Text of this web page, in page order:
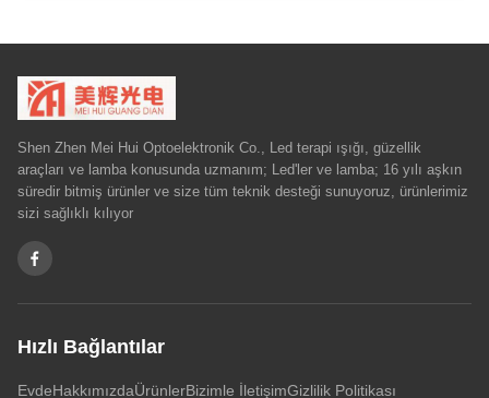
Shen Zhen Mei Hui Optoelektronik Co., Led terapi ışığı, güzellik
araçları ve lamba konusunda uzmanım; Led'ler ve lamba; 16 yılı aşkın
süredir bitmiş ürünler ve size tüm teknik desteği sunuyoruz, ürünlerimiz
sizi sağlıklı kılıyor
Hızlı Bağlantılar
EvdeHakkımızdaÜrünlerBizimle İletişimGizlilik Politikası